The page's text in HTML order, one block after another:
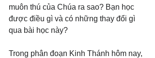
muôn thú của Chúa ra sao? Bạn học
được điều gì và có những thay đổi gì
qua bài học này?
Trong phân đoạn Kinh Thánh hôm nay,